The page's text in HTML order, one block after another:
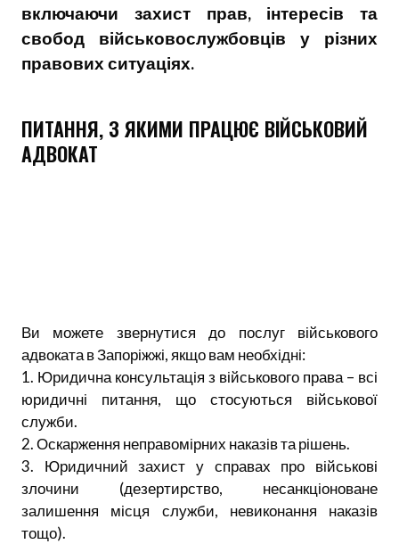
включаючи захист прав, інтересів та
свобод військовослужбовців у різних
правових ситуаціях.
ПИТАННЯ, З ЯКИМИ ПРАЦЮЄ ВІЙСЬКОВИЙ
АДВОКАТ
Ви можете звернутися до послуг військового
адвоката в Запоріжжі, якщо вам необхідні:
1. Юридична консультація з військового права – всі
юридичні питання, що стосуються військової
служби.
2. Оскарження неправомірних наказів та рішень.
3. Юридичний захист у справах про військові
злочини (дезертирство, несанкціоноване
залишення місця служби, невиконання наказів
тощо).